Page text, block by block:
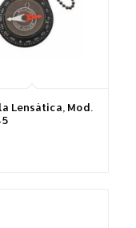
Lensática, Mod.